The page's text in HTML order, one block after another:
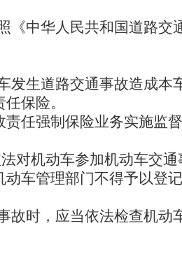
《中华人民共和国道路交
发生道路交通事故造成本
保险。
任强制保险业务实施监
对机动车参加机动车交通
车管理部门不得予以登
故时，应当依法检查机动